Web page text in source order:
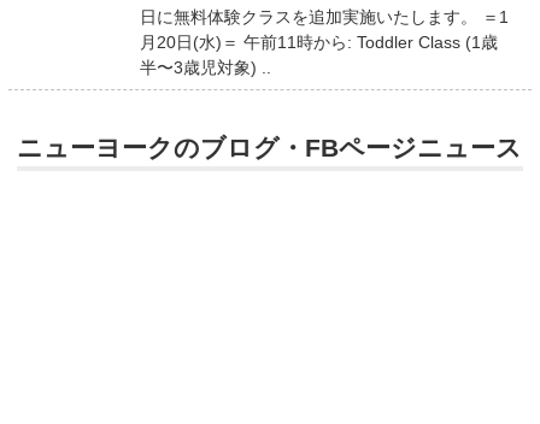
日に無料体験クラスを追加実施いたします。 ＝1
月20日(水)＝ 午前11時から: Toddler Class (1歳
半〜3歳児対象) ..
ニューヨークのブログ・FBページニュース